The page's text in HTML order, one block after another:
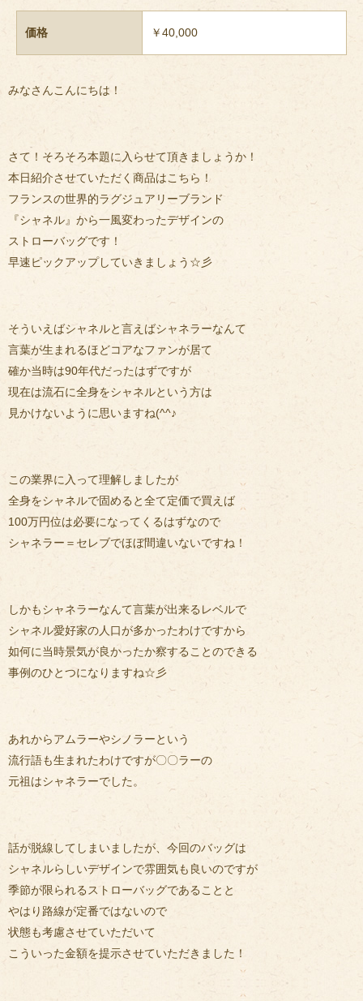
価格 ￥40,000
みなさんこんにちは！
さて！そろそろ本題に入らせて頂きましょうか！
本日紹介させていただく商品はこちら！
フランスの世界的ラグジュアリーブランド
『シャネル』から一風変わったデザインの
ストローバッグです！
早速ピックアップしていきましょう☆彡
そういえばシャネルと言えばシャネラーなんて
言葉が生まれるほどコアなファンが居て
確か当時は90年代だったはずですが
現在は流石に全身をシャネルという方は
見かけないように思いますね(^^♪
この業界に入って理解しましたが
全身をシャネルで固めると全て定価で買えば
100万円位は必要になってくるはずなので
シャネラー＝セレブでほぼ間違いないですね！
しかもシャネラーなんて言葉が出来るレベルで
シャネル愛好家の人口が多かったわけですから
如何に当時景気が良かったか察することのできる
事例のひとつになりますね☆彡
あれからアムラーやシノラーという
流行語も生まれたわけですが〇〇ラーの
元祖はシャネラーでした。
話が脱線してしまいましたが、今回のバッグは
シャネルらしいデザインで雰囲気も良いのですが
季節が限られるストローバッグであることと
やはり路線が定番ではないので
状態も考慮させていただいて
こういった金額を提示させていただきました！